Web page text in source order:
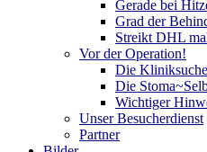
Gerade bei
Grad der
Streikt DHL
Vor der Operation!
Die Kliniksuche
Die
Wichtiger
Unser Besucherdienst
Partner